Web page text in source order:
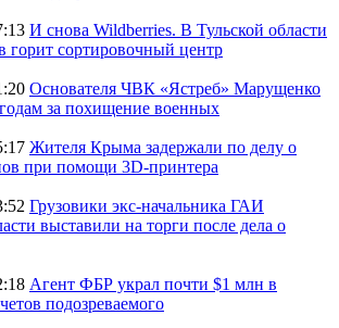
И снова Wildberries. В Тульской области
горит сортировочный центр
Основателя ЧВК «Ястреб» Марущенко
за похищение военных
Жителя Крыма задержали по делу о
при помощи 3D‑принтера
Грузовики экс-начальника ГАИ
выставили на торги после дела о
Агент ФБР украл почти $1 млн в
подозреваемого